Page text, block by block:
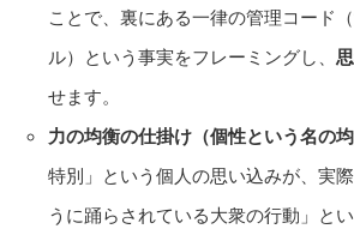
ことで、裏にある一律の管理コード
ル）という事実をフレーミングし、
せます。
力の均衡の仕掛け（個性という名の
特別」という個人の思い込みが、実
うに踊らされている大衆の行動」と